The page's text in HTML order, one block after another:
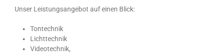
Unser Leistungsangebot auf einen Blick:
Tontechnik
Lichttechnik
Videotechnik,